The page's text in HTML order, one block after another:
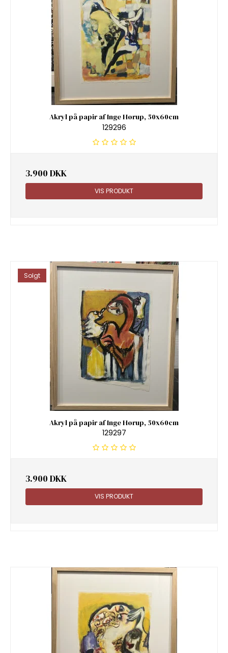
Akryl på papir af Inge Hørup, 50x60cm
129296
3.900 DKK
VIS PRODUKT
Solgt
Akryl på papir af Inge Hørup, 50x60cm
129297
3.900 DKK
VIS PRODUKT